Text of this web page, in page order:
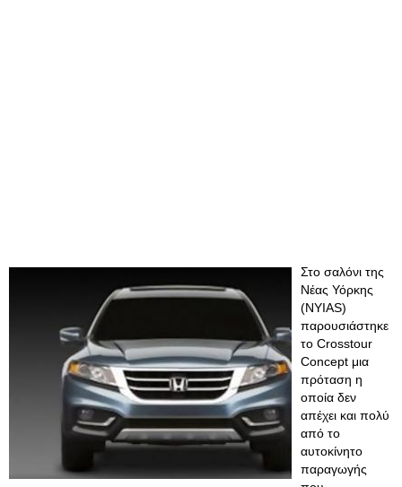
Στο σαλόνι της
Νέας Υόρκης
(NYIAS)
παρουσιάστηκε
το Crosstour
Concept μια
πρόταση η
οποία δεν
απέχει και πολύ
από το
αυτοκίνητο
παραγωγής